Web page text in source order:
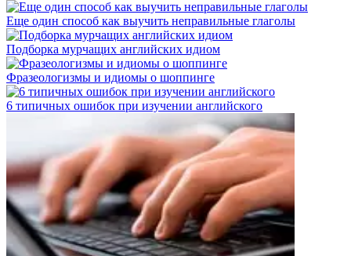
Еще один способ как выучить неправильные глаголы
Подборка мурчащих английских идиом
Фразеологизмы и идиомы о шоппинге
6 типичных ошибок при изучении английского